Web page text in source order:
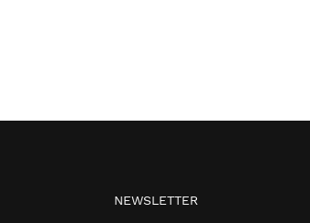
NEWSLETTER